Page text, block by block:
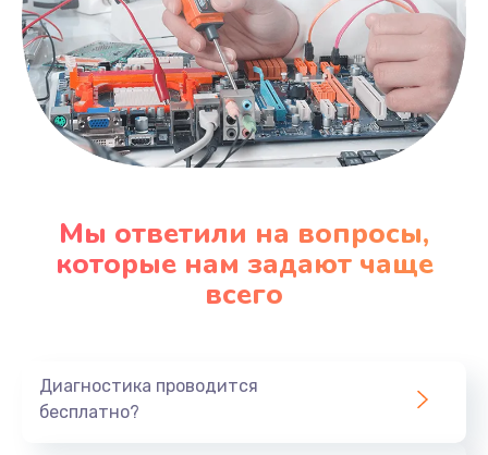
Мы ответили на вопросы,
которые нам задают чаще
всего
Диагностика проводится
бесплатно?